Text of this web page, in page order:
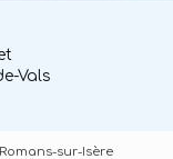
Vals
sur-Isère